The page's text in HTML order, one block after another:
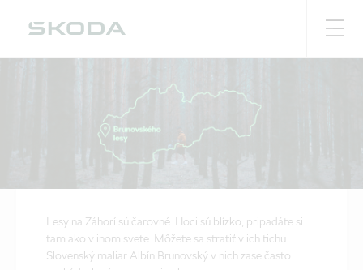
Lesy na Záhorí sú čarovné. Hoci sú blízko, pripadáte si
tam ako v inom svete. Môžete sa stratiť v ich tichu.
Slovenský maliar Albín Brunovský v nich zase často